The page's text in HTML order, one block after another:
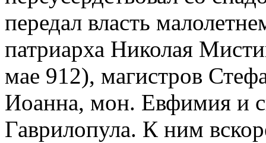
передал власть
патриарха Николая
мае 912), магистров
Иоанна, мон. Евфимия и
Гаврилопула. К ним